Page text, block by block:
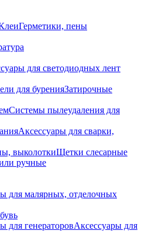
Герметики, пены
для светодиодных лент
для буренияЗатирочные
Системы пылеудаления для
Аксессуары для сварки,
выколоткиЩетки слесарные
ручные
для малярных, отделочных
для генераторовАксессуары для